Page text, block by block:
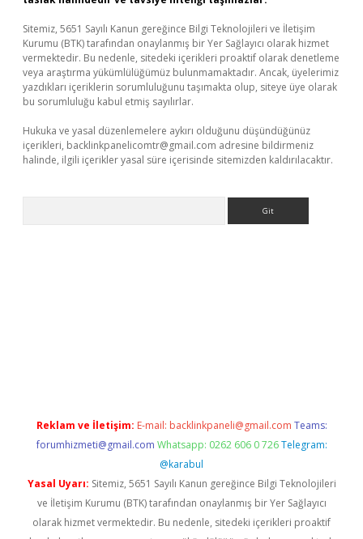
Sitemiz, 5651 Sayılı Kanun gereğince Bilgi Teknolojileri ve İletişim
Kurumu (BTK) tarafından onaylanmış bir Yer Sağlayıcı olarak hizmet
vermektedir. Bu nedenle, sitedeki içerikleri proaktif olarak denetleme
veya araştırma yükümlülüğümüz bulunmamaktadır. Ancak, üyelerimiz
yazdıkları içeriklerin sorumluluğunu taşımakta olup, siteye üye olarak
bu sorumluluğu kabul etmiş sayılırlar.
Hukuka ve yasal düzenlemelere aykırı olduğunu düşündüğünüz
içerikleri, backlinkpanelicomtr@gmail.com adresine bildirmeniz
halinde, ilgili içerikler yasal süre içerisinde sitemizden kaldırılacaktır.
Reklam ve İletişim: E-mail: backlinkpaneli@gmail.com Teams:
forumhizmeti@gmail.com Whatsapp: 0262 606 0 726 Telegram:
@karabul
Yasal Uyarı: Sitemiz, 5651 Sayılı Kanun gereğince Bilgi Teknolojileri
ve İletişim Kurumu (BTK) tarafından onaylanmış bir Yer Sağlayıcı
olarak hizmet vermektedir. Bu nedenle, sitedeki içerikleri proaktif